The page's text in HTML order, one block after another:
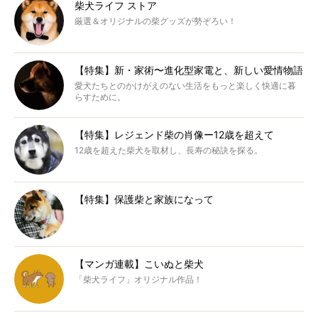
柴犬ライフ ストア
厳選＆オリジナルの柴グッズが勢ぞろい！
【特集】新・家術〜進化型家電と、新しい愛情物語
愛犬たちとのかけがえのない生活をもっと楽しく快適に暮
らすために。
【特集】レジェンド柴の肖像ー12歳を超えて
12歳を超えた柴犬を取材し、長寿の秘訣を探る。
【特集】保護柴と家族になって
【マンガ連載】こいぬと柴犬
「柴犬ライフ」オリジナル作品！